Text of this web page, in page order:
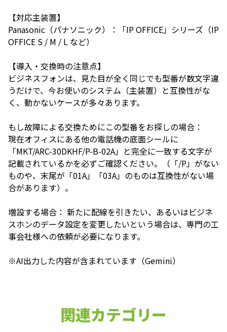
【対応主装置】
Panasonic（パナソニック）：「IP OFFICE」シリーズ（IP
OFFICE S / M / L など）
【導入・交換時の注意点】
ビジネスフォンは、見た目が全く同じでも型番が数文字違
うだけで、今お使いのシステム（主装置）と互換性がな
く、動かないケースが多々あります。
もし故障による交換ためにこの型番をお探しの場合：
現在オフィスにある他の電話機の底面シールに
「MKT/ARC-30DKHF/P-B-02A」と完全に一致する文字が
記載されているかを必ずご確認ください。（「/P」がない
ものや、末尾が「01A」「03A」のものは互換性がない場
合があります）。
増設する場合： 新たに配線を引きたい、あるいはビジネ
スホンのデータ設定を変更したいという場合は、専門の工
事会社様への依頼が必要になります。
※AI出力した内容が含まれています（Gemini）
関連カテゴリー